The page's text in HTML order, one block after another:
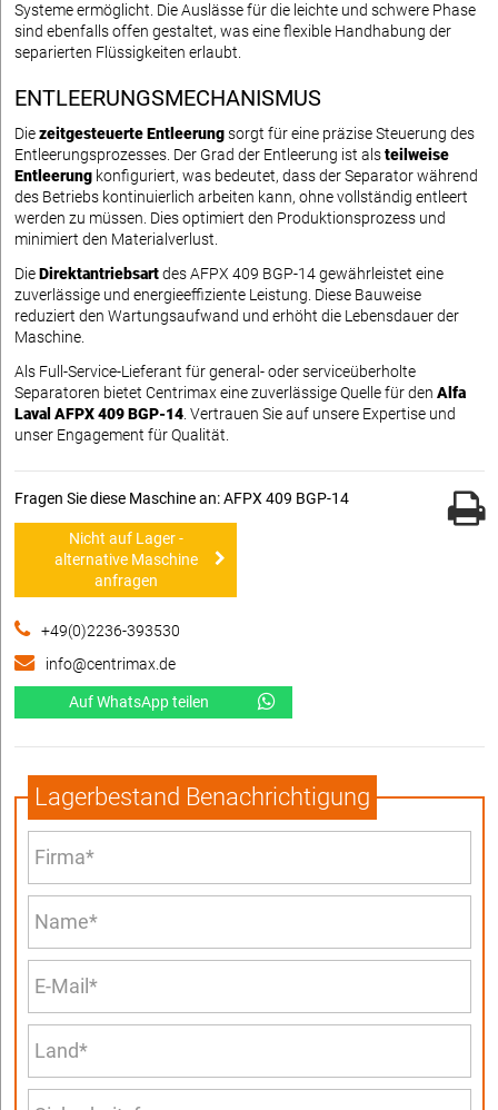
Systeme ermöglicht. Die Auslässe für die leichte und schwere Phase
sind ebenfalls offen gestaltet, was eine flexible Handhabung der
separierten Flüssigkeiten erlaubt.
ENTLEERUNGSMECHANISMUS
Diezeitgesteuerte Entleerungsorgt für eine präzise Steuerung des
Entleerungsprozesses. Der Grad der Entleerung ist alsteilweise
Entleerung konfiguriert, was bedeutet, dass der Separator während
des Betriebs kontinuierlich arbeiten kann, ohne vollständig entleert
werden zu müssen. Dies optimiert den Produktionsprozess und
minimiert den Materialverlust.
DieDirektantriebsartdes AFPX 409 BGP-14 gewährleistet eine
zuverlässige und energieeffiziente Leistung. Diese Bauweise
reduziert den Wartungsaufwand und erhöht die Lebensdauer der
Maschine.
Als Full-Service-Lieferant für general- oder serviceüberholte
Separatoren bietet Centrimax eine zuverlässige Quelle für den Alfa
Laval AFPX 409 BGP-14. Vertrauen Sie auf unsere Expertise und
unser Engagement für Qualität.
Fragen Sie diese Maschine an: AFPX 409 BGP-14
Nicht auf Lager -
alternative Maschine
anfragen
+49(0)2236-393530
info@centrimax.de
Auf WhatsApp teilen
Lagerbestand Benachrichtigung